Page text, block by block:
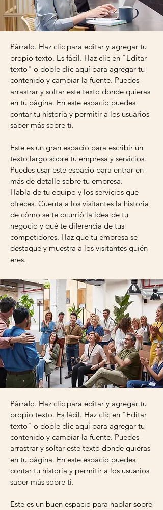
Párrafo. Haz clic para editar y agregar tu
propio texto. Es fácil. Haz clic en "Editar
texto" o doble clic aquí para agregar tu
contenido y cambiar la fuente. Puedes
arrastrar y soltar este texto donde quieras
en tu página. En este espacio puedes
contar tu historia y permitir a los usuarios
saber más sobre ti.
Este es un gran espacio para escribir un
texto largo sobre tu empresa y servicios.
Puedes usar este espacio para entrar en
más de detalle sobre tu empresa.
Habla de tu equipo y los servicios que
ofreces. Cuenta a los visitantes la historia
de cómo se te ocurrió la idea de tu
negocio y qué te diferencia de tus
competidores. Haz que tu empresa se
destaque y muestra a los visitantes quién
eres.
Párrafo. Haz clic para editar y agregar tu
propio texto. Es fácil. Haz clic en "Editar
texto" o doble clic aquí para agregar tu
contenido y cambiar la fuente. Puedes
arrastrar y soltar este texto donde quieras
en tu página. En este espacio puedes
contar tu historia y permitir a los usuarios
saber más sobre ti.
Este es un buen espacio para hablar sobre